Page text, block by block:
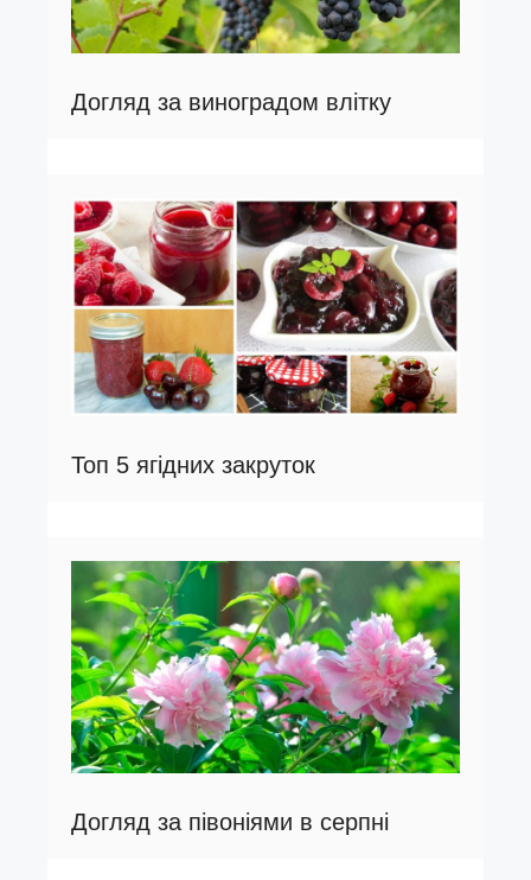
Догляд за виноградом влітку
Топ 5 ягідних закруток
Догляд за півоніями в серпні